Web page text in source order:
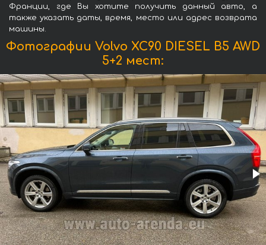
Франции, где Вы хотите получить данный авто, а
также указать даты, время, место или адрес возврата
машины.
Фотографии Volvo XC90 DIESEL B5 AWD
5+2 мест: